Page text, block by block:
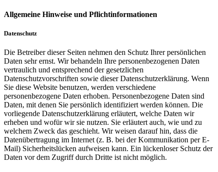
Allgemeine Hinweise und Pflichtinformationen
Datenschutz
Die Betreiber dieser Seiten nehmen den Schutz Ihrer persönlichen
Daten sehr ernst. Wir behandeln Ihre personenbezogenen Daten
vertraulich und entsprechend der gesetzlichen
Datenschutzvorschriften sowie dieser Datenschutzerklärung. Wenn
Sie diese Website benutzen, werden verschiedene
personenbezogene Daten erhoben. Personenbezogene Daten sind
Daten, mit denen Sie persönlich identifiziert werden können. Die
vorliegende Datenschutzerklärung erläutert, welche Daten wir
erheben und wofür wir sie nutzen. Sie erläutert auch, wie und zu
welchem Zweck das geschieht. Wir weisen darauf hin, dass die
Datenübertragung im Internet (z. B. bei der Kommunikation per E-
Mail) Sicherheitslücken aufweisen kann. Ein lückenloser Schutz der
Daten vor dem Zugriff durch Dritte ist nicht möglich.